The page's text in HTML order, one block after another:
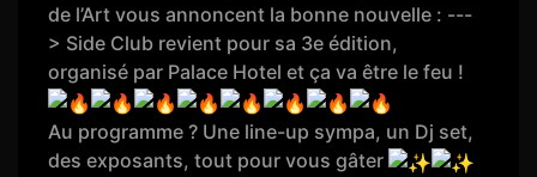
de l’Art vous annoncent la bonne nouvelle : ---
> Side Club revient pour sa 3e édition,
organisé par Palace Hotel et ça va être le feu !
Au programme ? Une line-up sympa, un Dj set,
des exposants, tout pour vous gâter